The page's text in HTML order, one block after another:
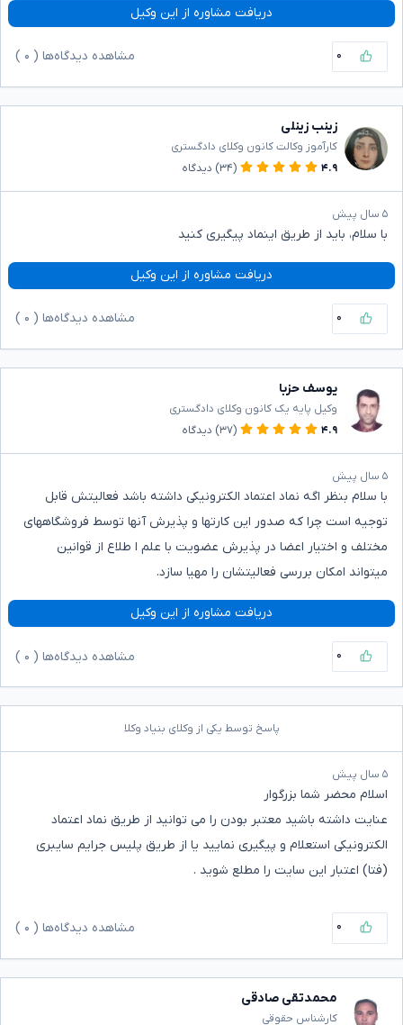
دریافت مشاوره از این وکیل
۰ مشاهده دیدگاه‌ها ( ۰
زینب زینلی
کارآموز وکالت کانون وکلای دادگستری
۴.۹
(۳۴) دیدگاه
۵ سال پیش
با سلام، باید از طریق اینماد پیگیری کنید
دریافت مشاوره از این وکیل
۰ مشاهده دیدگاه‌ها ( ۰
یوسف حزبا
وکیل پایه یک کانون وکلای دادگستری
۴.۹
(۳۷) دیدگاه
۵ سال پیش
با سلام بنظر اگه نماد اعتماد الکترونیکی داشته باشد فعالیتش قابل
توجیه است چرا که صدور این کارتها و پذیرش آنها توسط فروشگاههای
مختلف و اختیار اعضا در پذیرش عضویت با علم ا طلاع از قوانین
میتواند امکان بررسی فعالیتشان را مهیا سازد.
دریافت مشاوره از این وکیل
۰ مشاهده دیدگاه‌ها ( ۰
پاسخ توسط یکی از وکلای بنیاد وکلا
۵ سال پیش
اسلام محضر شما بزرگوار
عنایت داشته باشید معتبر بودن را می توانید از طریق نماد اعتماد
الکترونیکی استعلام و پیگیری نمایید یا از طریق پلیس جرایم سایبری
(فتا) اعتبار این سایت را مطلع شوید .
۰ مشاهده دیدگاه‌ها ( ۰
محمدتقی صادقی
کارشناس حقوقی